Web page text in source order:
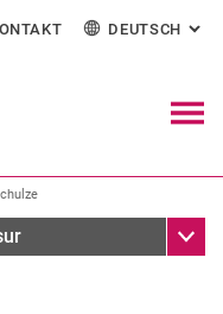
direkt zu: Inhalt
direkt zu: Suche
direkt zu:
externen Link in einem
und Öffentlichkeit
suchen
Personen suchen
DEUTSCH :